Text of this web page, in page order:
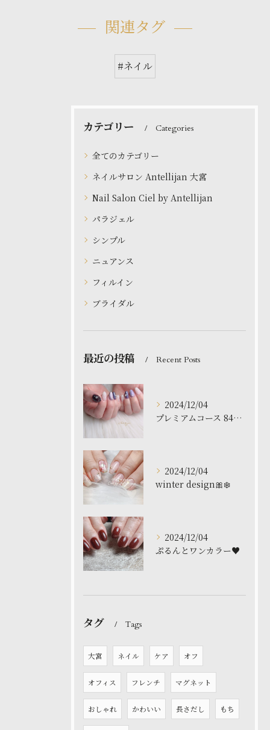
関連タグ
#ネイル
カテゴリー Categories
全てのカテゴリー
ネイルサロン Antellijan 大宮
Nail Salon Ciel by Antellijan
パラジェル
シンプル
ニュアンス
フィルイン
ブライダル
最近の投稿 Recent Posts
2024/12/04
プレミアムコース 8480円
2024/12/04
winter design🎀❄️
2024/12/04
ぷるんとワンカラー♥️
タグ Tags
大宮 ネイル ケア オフ
オフィス フレンチ マグネット
おしゃれ かわいい 長さだし もち